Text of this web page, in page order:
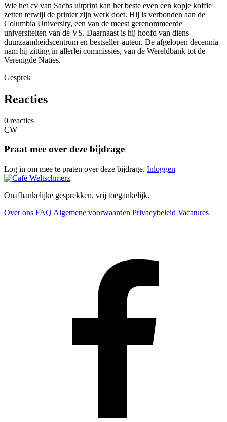
Wie het cv van Sachs uitprint kan het beste even een kopje koffie
zetten terwijl de printer zijn werk doet. Hij is verbonden aan de
Columbia University, een van de meest gerenommeerde
universiteiten van de VS. Daarnaast is hij hoofd van diens
duurzaamheidscentrum en bestseller-auteur. De afgelopen decennia
nam hij zitting in allerlei commissies, van de Wereldbank tot de
Verenigde Naties.
Gesprek
Reacties
0 reacties
CW
Praat mee over deze bijdrage
Log in om mee te praten over deze bijdrage. Inloggen
Onafhankelijke gesprekken, vrij toegankelijk.
Over ons FAQ Algemene voorwaarden Privacybeleid Vacatures